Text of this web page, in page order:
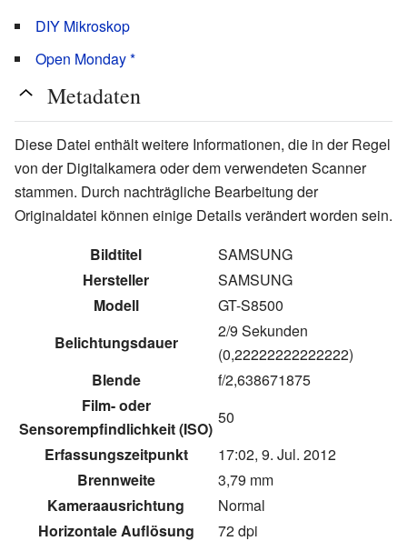
DIY Mikroskop
Open Monday *
Metadaten
Diese Datei enthält weitere Informationen, die in der Regel
von der Digitalkamera oder dem verwendeten Scanner
stammen. Durch nachträgliche Bearbeitung der
Originaldatei können einige Details verändert worden sein.
Bildtitel
SAMSUNG
Hersteller
SAMSUNG
Modell
GT-S8500
Belichtungsdauer
2/9 Sekunden
(0,22222222222222)
Blende
f/2,638671875
Film- oder
Sensorempfindlichkeit (ISO)
50
Erfassungszeitpunkt
17:02, 9. Jul. 2012
Brennweite
3,79 mm
Kameraausrichtung
Normal
Horizontale Auflösung
72 dpi